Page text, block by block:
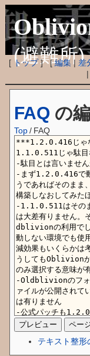
(避難所)
[ トップ] [編集| 差
FAQ の
Top / FAQ
テキスト整形